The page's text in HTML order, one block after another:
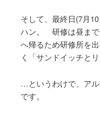
そして、最終日(7月
ハン。 研修は昼ま
へ帰るため研修所を
く「サンドイッチとリ
…というわけで、ア
です。